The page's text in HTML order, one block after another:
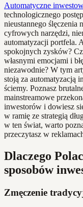
Automatyczne
technologicznego
nieustannego ślęczenia
cyfrowych narzędzi,
automatyzacji portfela.
spokojnych zysków?
własnymi emocjami i
niezawodnie? W tym
stoją za automatyzacją
ściemy. Poznasz
mainstreamowe
inwestorów i dowiesz
w ramię ze strategią
w ten świat, warto
przeczytasz w
Dlaczego
sposobów
Zmęczenie